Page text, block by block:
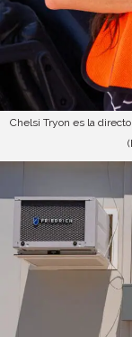
Chelsi Tryon es la